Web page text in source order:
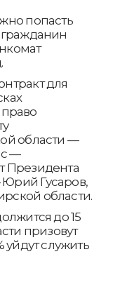
попасть
для
области —
—
Президента
Юрий Гусаров,
области.
до 15
призовут
уйдут служить